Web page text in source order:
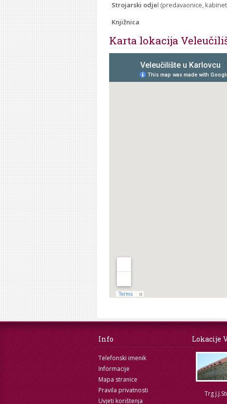
Strojarski odjel (predavaonice,
Knjižnica
Karta lokacija
Info
Telefonski imenik
Informacije
Mapa stranice
Pravila privatnosti
Uvjeti korištenja
Lokacije
Trg